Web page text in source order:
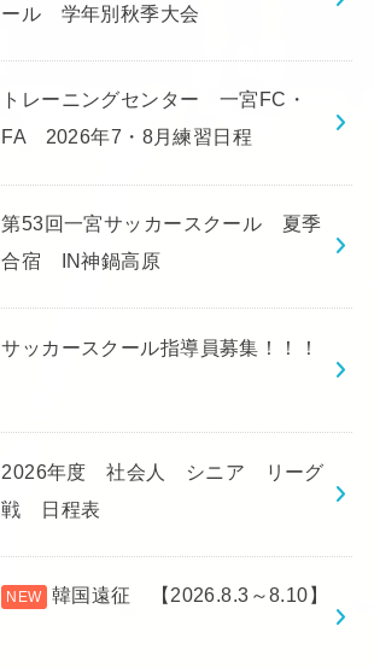
ール 学年別秋季大会
トレーニングセンター 一宮FC・
FA 2026年7・8月練習日程
第53回一宮サッカースクール 夏季
合宿 IN神鍋高原
サッカースクール指導員募集！！！
2026年度 社会人 シニア リーグ
戦 日程表
韓国遠征 【2026.8.3～8.10】